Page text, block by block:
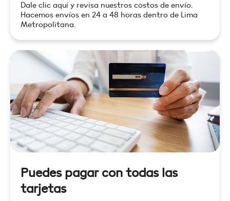
Dale clic aquí y revisa nuestros costos de envío.
Hacemos envíos en 24 a 48 horas dentro de Lima
Metropolitana.
Puedes pagar con todas las
tarjetas